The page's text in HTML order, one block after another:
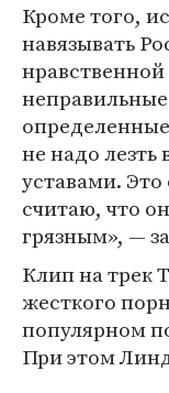
Кроме того,
навязывать
не надо
уставами. Это
считаю, что
грязным», —
Клип на трек
жесткого
популярном
При этом